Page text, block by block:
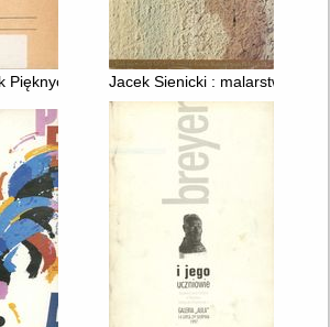
Pięknych w Warszawie w roku 1986/1987
Jacek Sienicki : malarstwo,